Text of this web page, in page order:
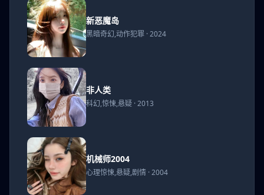
新恶
魔岛
新恶魔岛
黑暗奇幻,动作犯罪 · 2024
非人
类
非人类
科幻,惊悚,悬疑 · 2013
机械
师
2004
机械师2004
心理惊悚,悬疑,剧情 · 2004